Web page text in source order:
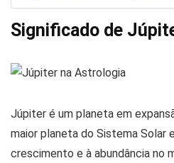
Significado de
Júpiter é um planeta em
maior planeta do Sistema Solar
crescimento e à abundância no